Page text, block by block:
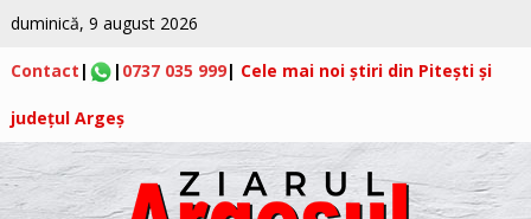
duminică, 9 august 2026
Contact | | 0737 035 999| Cele mai noi știri din Pitești și
județul Argeș